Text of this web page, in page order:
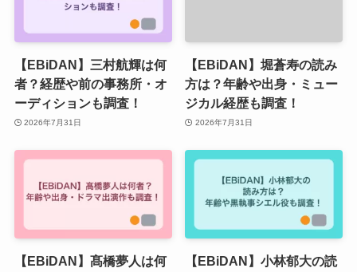
【EBiDAN】三村航輝は何
者？経歴や前の事務所・オ
ーディションも調査！
2026年7月31日
【EBiDAN】堀蒼寿の読み
方は？年齢や出身・ミュー
ジカル経歴も調査！
2026年7月31日
【EBiDAN】髙橋夢人は何
【EBiDAN】小林郁大の読